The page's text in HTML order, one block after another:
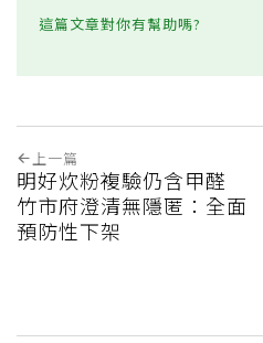
這篇文章對你有幫助嗎?
上一篇
明好炊粉複驗仍含甲醛
竹市府澄清無隱匿：全面
預防性下架